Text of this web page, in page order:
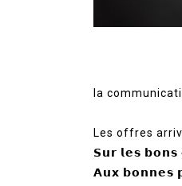
la
Les offres
𝗦𝘂𝗿 𝗹𝗲𝘀 𝗯𝗼𝗻𝘀
𝗔𝘂𝘅 𝗯𝗼𝗻𝗻𝗲𝘀